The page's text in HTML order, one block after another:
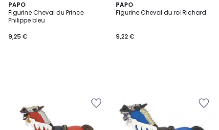
PAPO
Figurine Cheval du Prince
Philippe bleu
9,25 €
PAPO
Figurine Cheval du roi Richard
9,22 €